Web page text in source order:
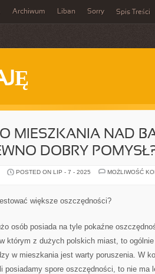
Archiwum Liban Sorry Spis Treści
MIESZKANIA NAD
DOBRY
POSTED ON LIP - 7 - 2025
MOŻLIWOŚĆ
większe oszczędności?
osób posiada na tyle pokaźne
którym z dużych polskich miast, to
w mieszkania jest warty poruszenia. W
posiadamy spore oszczędności, to nie ma